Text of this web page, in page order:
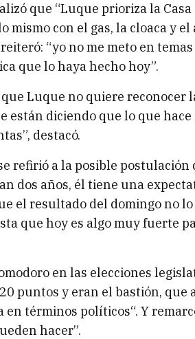
que “Luque prioriza la Casa
mismo con el gas, la cloaca y
“yo no me meto en
que lo haya hecho hoy”.
Luque no quiere reconocer
están diciendo que lo que
destacó.
refirió a la posible postulación
dos años, él tiene una
el resultado del domingo no
que hoy es algo muy fuerte
en las elecciones
puntos y eran el bastión, que
términos políticos“. Y
hacer”.